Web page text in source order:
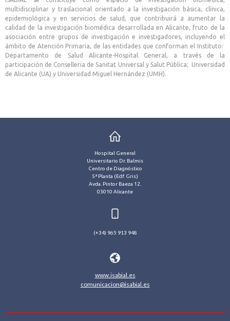
multidisciplinar y traslacional orientado a la investigación básica, clínica,
epidemiológica y en servicios de salud, que contribuirá a aumentar la
calidad de la investigación biomédica desarrollada en Alicante, fruto de la
asociación entre grupos de investigación e investigadores, incluyendo el
ámbito de Atención Primaria, de las entidades que conforman el Instituto:
Departamento de Salud Alicante-Hospital General, a través de la
participación de Conselleria de Sanitat Universal y Salut Pública; Universidad
de Alicante (UA) y Universidad Miguel Hernández (UMH).
Hospital General
Universitario Dr. Balmis
Centro de Diagnóstico
5ª Planta (Edf. Gris)
Avda. Pintor Baeza 12.
03010 Alicante
(+34) 965 913 948
www.isabial.es
comunicacion@isabial.es